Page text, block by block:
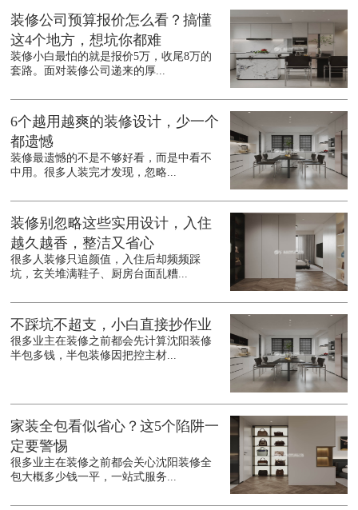
装修公司预算报价怎么看？搞懂
这4个地方，想坑你都难
装修小白最怕的就是报价5万，收尾8万的
套路。面对装修公司递来的厚...
6个越用越爽的装修设计，少一个
都遗憾
装修最遗憾的不是不够好看，而是中看不
中用。很多人装完才发现，忽略...
装修别忽略这些实用设计，入住
越久越香，整洁又省心
很多人装修只追颜值，入住后却频频踩
坑，玄关堆满鞋子、厨房台面乱糟...
不踩坑不超支，小白直接抄作业
很多业主在装修之前都会先计算沈阳装修
半包多钱，半包装修因把控主材...
家装全包看似省心？这5个陷阱一
定要警惕
很多业主在装修之前都会关心沈阳装修全
包大概多少钱一平，一站式服务...